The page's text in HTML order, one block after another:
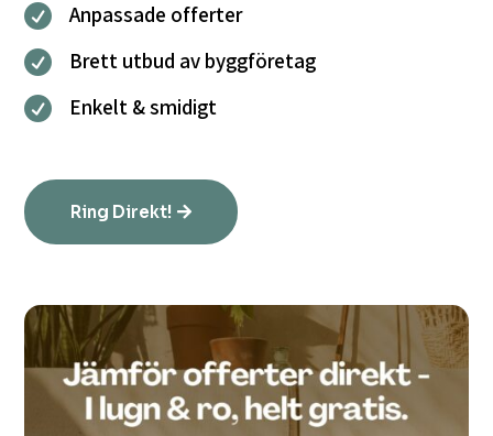
 Anpassade offerter
 Brett utbud av byggföretag
 Enkelt & smidigt
Ring Direkt!